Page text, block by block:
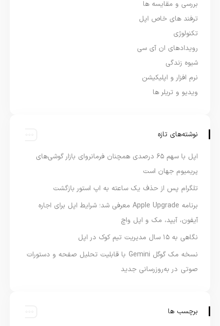
بررسی و مقایسه ها
ترفند های خاص اپل
تکنولوژی
رویدادهای ان آی سی
شیوه زندگی
نرم افزار و اپلیکیشن
ویدیو و تریلر ها
نوشته‌های تازه
اپل با سهم ۶۵ درصدی همچنان فرمانروای بازار گوشی‌های
پریمیوم جهان است
تلگرام پس از حذف یک ساعته به اپ استور بازگشت
برنامه Apple Upgrade معرفی شد؛ شرایط اپل برای اجاره
آیفون، آیپد، مک و اپل واچ
نگاهی به ۱۵ سال مدیریت تیم کوک در اپل
نسخه مک گوگل Gemini با قابلیت تحلیل صفحه و دستورات
صوتی در به‌روزرسانی جدید
برچسب ها